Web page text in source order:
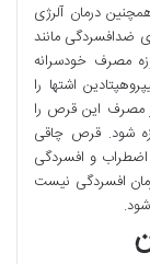
درمان آلرژی
ضدافسردگی مانند
مصرف خودسرانه
اشتها را
مصرف این قرص را
شود. قرص چاقی
و افسردگی
افسردگی نیست